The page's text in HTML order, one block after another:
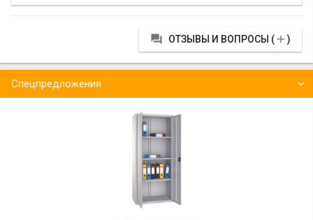
 ОТЗЫВЫ И ВОПРОСЫ ()
Спецпредложения